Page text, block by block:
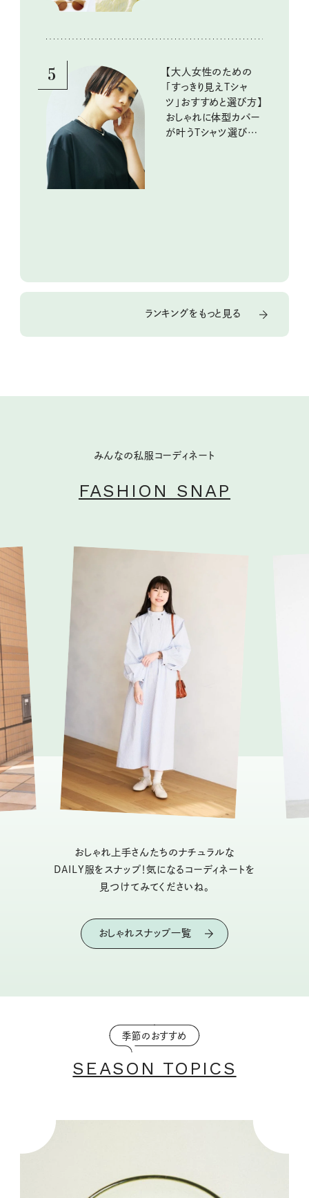
5
【大人女性のための
「すっきり見えTシャ
ツ」おすすめと選び方】
おしゃれに体型カバー
が叶うTシャツ選びの
ランキングをもっと見る
みんなの私服コーディネート
FASHION SNAP
おしゃれ上手さんたちのナチュラルな
DAILY服をスナップ！気になるコーディネートを
見つけてみてくださいね。
おしゃれスナップ一覧
季節のおすすめ
SEASON TOPICS